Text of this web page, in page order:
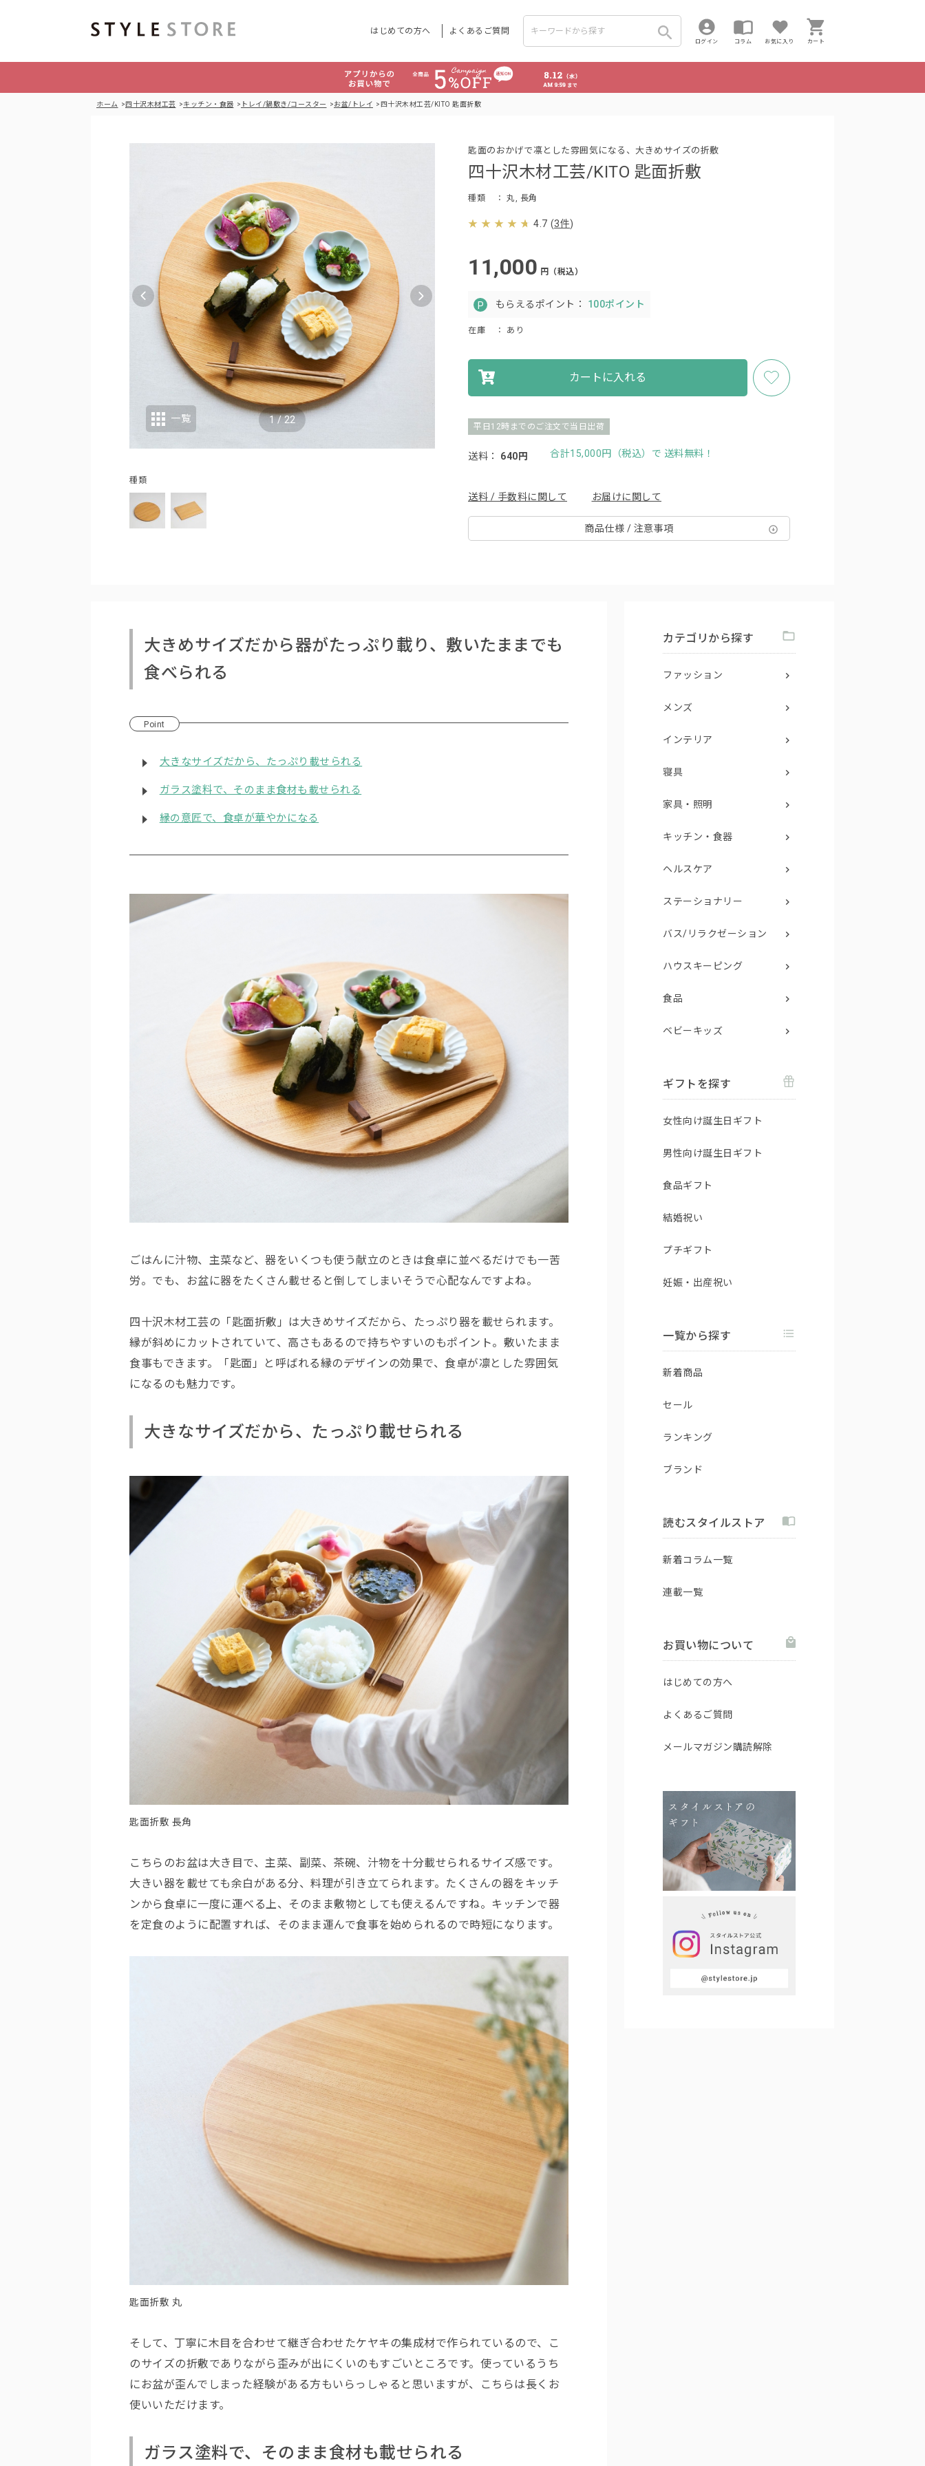
はじめての方へ よくあるご質問
ログイン コラム お気に入り カート
ホーム 四十沢木材工芸 キッチン・食器 トレイ/鍋敷き/コースター お盆/トレイ 四十沢木材工芸/KITO 匙面折敷
四十沢木材工芸/KITO 匙面折敷
匙面のおかげで凛とした雰囲気になる、大きめサイズの折敷
種類 ： 丸, 長角
4.7 (3件)
11,000 円（税込）
もらえるポイント： 100ポイント
在庫 ： あり
カートに入れる
平日12時までのご注文で当日出荷
送料： 640円 合計15,000円（税込）で 送料無料！
送料 / 手数料に関して お届けに関して
商品仕様 / 注意事項
1/22
一覧
種類
大きめサイズだから器がたっぷり載り、敷いたままでも
食べられる
Point
大きなサイズだから、たっぷり載せられる
ガラス塗料で、そのまま食材も載せられる
縁の意匠で、食卓が華やかになる
ごはんに汁物、主菜など、器をいくつも使う献立のときは食卓に並べるだけでも一苦
労。でも、お盆に器をたくさん載せると倒してしまいそうで心配なんですよね。
四十沢木材工芸の「匙面折敷」は大きめサイズだから、たっぷり器を載せられます。
縁が斜めにカットされていて、高さもあるので持ちやすいのもポイント。敷いたまま
食事もできます。「匙面」と呼ばれる縁のデザインの効果で、食卓が凛とした雰囲気
になるのも魅力です。
大きなサイズだから、たっぷり載せられる
匙面折敷 長角
こちらのお盆は大き目で、主菜、副菜、茶碗、汁物を十分載せられるサイズ感です。
大きい器を載せても余白がある分、料理が引き立てられます。たくさんの器をキッチ
ンから食卓に一度に運べる上、そのまま敷物としても使えるんですね。キッチンで器
を定食のように配置すれば、そのまま運んで食事を始められるので時短になります。
匙面折敷 丸
そして、丁寧に木目を合わせて継ぎ合わせたケヤキの集成材で作られているので、こ
のサイズの折敷でありながら歪みが出にくいのもすごいところです。使っているうち
にお盆が歪んでしまった経験がある方もいらっしゃると思いますが、こちらは長くお
使いいただけます。
ガラス塗料で、そのまま食材も載せられる
カテゴリから探す
ファッション
メンズ
インテリア
寝具
家具・照明
キッチン・食器
ヘルスケア
ステーショナリー
バス/リラクゼーション
ハウスキーピング
食品
ベビーキッズ
ギフトを探す
女性向け誕生日ギフト
男性向け誕生日ギフト
食品ギフト
結婚祝い
プチギフト
妊娠・出産祝い
一覧から探す
新着商品
セール
ランキング
ブランド
読むスタイルストア
新着コラム一覧
連載一覧
お買い物について
はじめての方へ
よくあるご質問
メールマガジン購読解除